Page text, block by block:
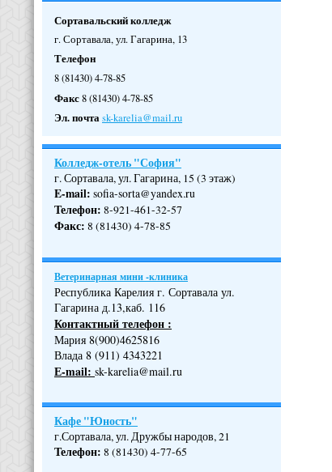
Сортавальский колледж
г. Сортавала, ул. Гагарина, 13
Телефон
8 (81430) 4-78-85
Факс8 (81430) 4-78-85
Эл. почтаsk-karelia@mail.ru
Колледж-отель "София"
г. Сортавала, ул. Гагарина, 15 (3 этаж)
E-mail: sofia-sorta@yandex.ru
Телефон: 8-921-461-32-57
Факс: 8 (81430) 4-78-85
Ветеринарная мини -клиника
Республика Карелия г. Сортавала ул.
Гагарина д.13,каб. 116
Контактный телефон :
Мария 8(900)4625816
Влада 8 (911) 4343221
Е-mail: sk-karelia@mail.ru
Кафе "Юность"
г.Сортавала, ул. Дружбы народов, 21
Телефон: 8 (81430) 4-77-65